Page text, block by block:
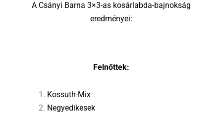
A Csányi Barna 3×3-as kosárlabda-bajnokság
eredményei:
Felnőttek:
Kossuth-Mix
Negyedikesek